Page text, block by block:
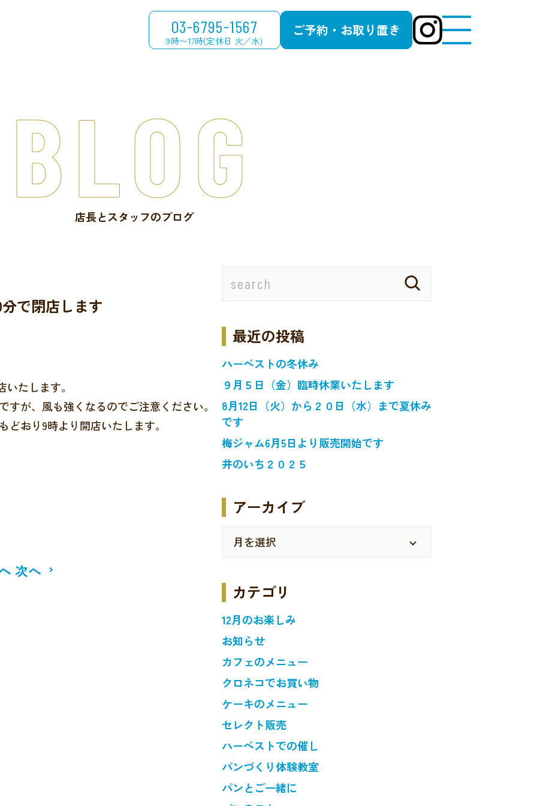
03-6795-1567
9時〜17時(定休日 火／水)
ご予約・お取り置き
店長とスタッフのブログ
BLOG
で閉店します
たします。
が、風も強くなるのでご注意ください。
おり9時より開店いたします。
次へ
最近の投稿
ハーベストの冬休み
９月５日（金）臨時休業いたします
8月12日（火）から２０日（水）まで夏休み
です
梅ジャム6月5日より販売開始です
井のいち２０２５
アーカイブ
カテゴリ
12月のお楽しみ
お知らせ
カフェのメニュー
クロネコでお買い物
ケーキのメニュー
セレクト販売
ハーベストでの催し
パンづくり体験教室
パンとご一緒に